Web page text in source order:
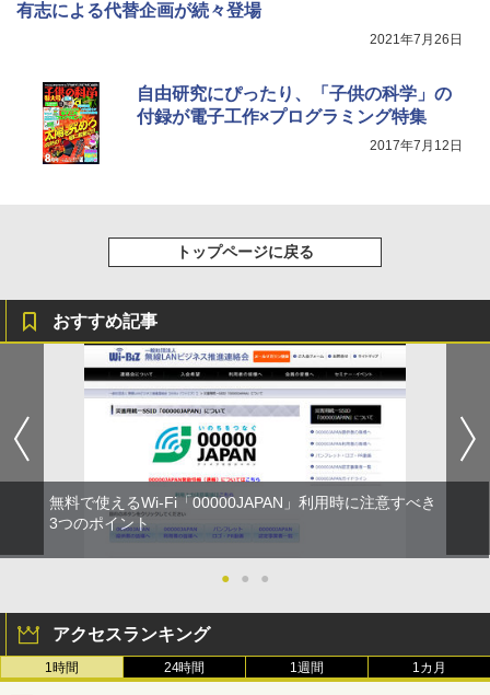
有志による代替企画が続々登場
2021年7月26日
自由研究にぴったり、「子供の科学」の
付録が電子工作×プログラミング特集
2017年7月12日
トップページに戻る
おすすめ記事
無料で使えるWi-Fi「00000JAPAN」利用時に注意すべき
3つのポイント
● ● ●
アクセスランキング
1時間 24時間 1週間 1カ月